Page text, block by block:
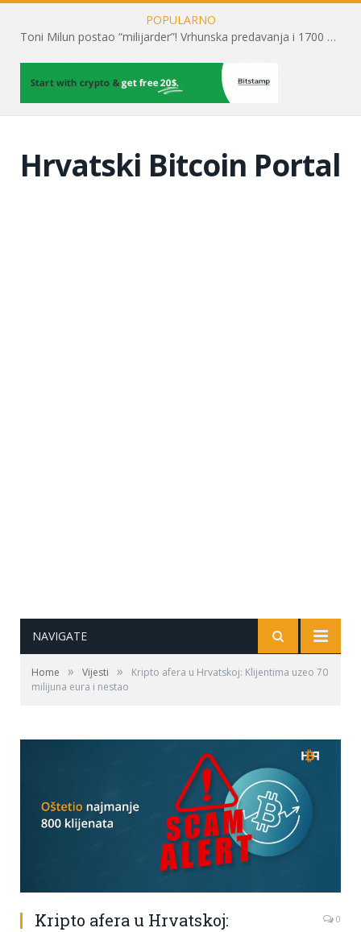
POPULARNO
Toni Milun postao “milijarder”! Vrhunska predavanja i 1700 posjetitelja obilježili su mjesec financijske pismenosti
Hrvatski Bitcoin Portal
NAVIGATE
Home » Vijesti »
Kripto afera u Hrvatskoj: Klijentima uzeo 70
milijuna eura i nestao
Kripto afera u Hrvatskoj:
0